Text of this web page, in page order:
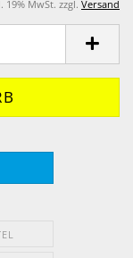
19% MwSt. zzgl. Versand